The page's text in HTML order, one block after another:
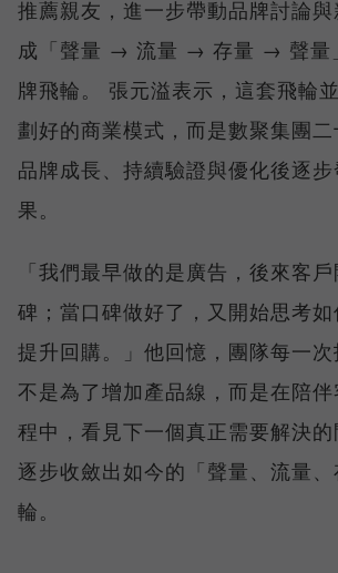
推薦親友，進一步帶動品牌討論
成「聲量 → 流量 → 存量 → 聲量
牌飛輪。 張元溢表示，這套飛輪
劃好的商業模式，而是數聚集團
品牌成長、持續驗證與優化後逐
果。
「我們最早做的是廣告，後來客
碑；當口碑做好了，又開始思考如
提升回購。」他回憶，團隊每一
不是為了增加產品線，而是在陪
程中，看見下一個真正需要解決
逐步收斂出如今的「聲量、流量
輪。